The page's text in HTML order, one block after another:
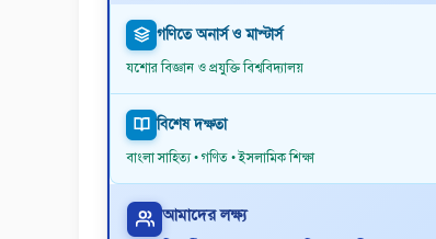
গণিতে অনার্স ও মাস্টার্স
যশোর বিজ্ঞান ও প্রযুক্তি বিশ্ববিদ্যালয়
বিশেষ দক্ষতা
বাংলা সাহিত্য • গণিত • ইসলামিক শিক্ষা
আমাদের লক্ষ্য